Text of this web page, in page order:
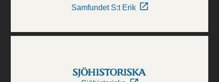
Samfundet S:t Erik